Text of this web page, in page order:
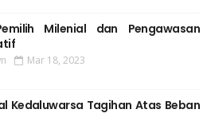
Milenial dan Pengawasan
Mar 18, 2023
Kedaluwarsa Tagihan Atas Beban